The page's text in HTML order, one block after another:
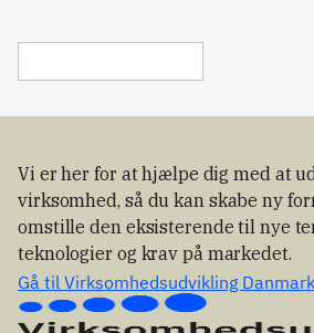
Vi er her for at hjælpe dig med at
virksomhed, så du kan skabe ny
omstille den eksisterende til nye
teknologier og krav på markedet.
Gå til Virksomhedsudvikling Danmark